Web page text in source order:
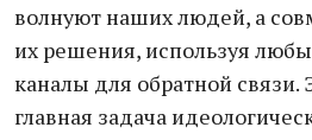
волнуют наших людей, а
их решения, используя
каналы для обратной связи.
главная задача